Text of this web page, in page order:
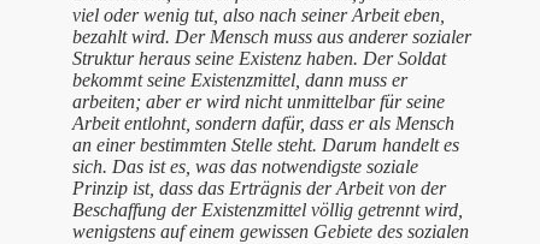
viel oder wenig tut, also nach seiner Arbeit eben,
bezahlt wird. Der Mensch muss aus anderer sozialer
Struktur heraus seine Existenz haben. Der Soldat
bekommt seine Existenzmittel, dann muss er
arbeiten; aber er wird nicht unmittelbar für seine
Arbeit entlohnt, sondern dafür, dass er als Mensch
an einer bestimmten Stelle steht. Darum handelt es
sich. Das ist es, was das notwendigste soziale
Prinzip ist, dass das Erträgnis der Arbeit von der
Beschaffung der Existenzmittel völlig getrennt wird,
wenigstens auf einem gewissen Gebiete des sozialen